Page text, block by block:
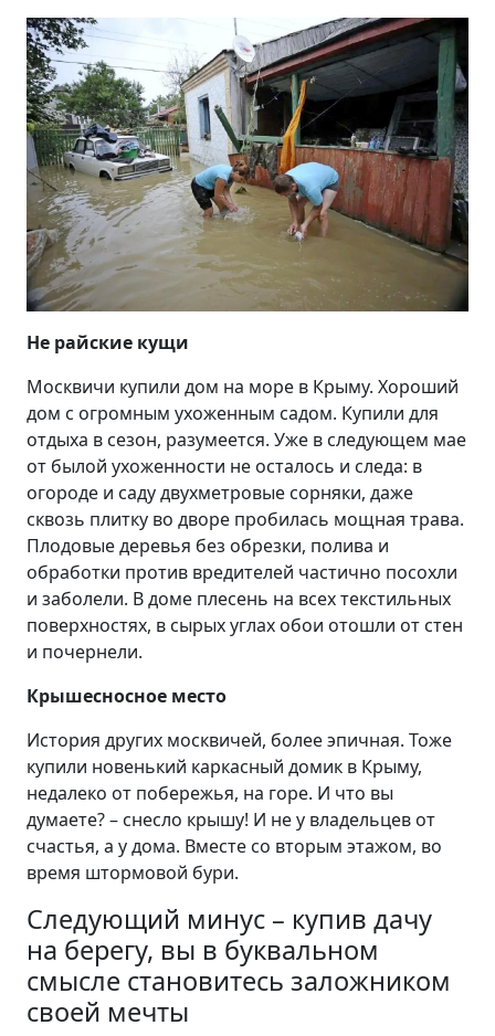
Не райские кущи
Москвичи купили дом на море в Крыму. Хороший
дом с огромным ухоженным садом. Купили для
отдыха в сезон, разумеется. Уже в следующем мае
от былой ухоженности не осталось и следа: в
огороде и саду двухметровые сорняки, даже
сквозь плитку во дворе пробилась мощная трава.
Плодовые деревья без обрезки, полива и
обработки против вредителей частично посохли
и заболели. В доме плесень на всех текстильных
поверхностях, в сырых углах обои отошли от стен
и почернели.
Крышесносное место
История других москвичей, более эпичная. Тоже
купили новенький каркасный домик в Крыму,
недалеко от побережья, на горе. И что вы
думаете? – снесло крышу! И не у владельцев от
счастья, а у дома. Вместе со вторым этажом, во
время штормовой бури.
Следующий минус – купив дачу
на берегу, вы в буквальном
смысле становитесь заложником
своей мечты